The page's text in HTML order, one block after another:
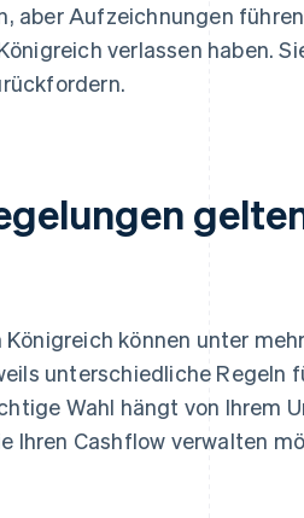
aber Aufzeichnungen
verlassen haben.
können unter
unterschiedliche Regeln
Wahl hängt von Ihrem
Ihren Cashflow verwalten